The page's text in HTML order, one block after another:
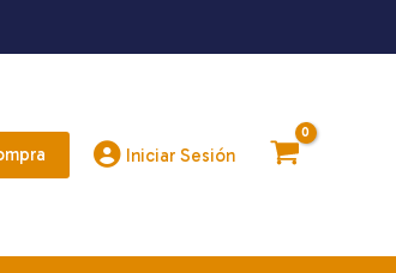
Iniciar Sesión